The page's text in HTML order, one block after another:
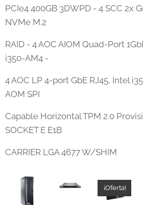
PCIe4 400GB 3DWPD - 4 SCC 2x
NVMe M.2
RAID - 4 AOC AIOM Quad-Port
i350-AM4 -
4 AOC LP 4-port GbE RJ45, Intel
AOM SPI
Capable Horizontal TPM 2.0
SOCKET E E1B
CARRIER LGA 4677 W/SHIM
¡Oferta!